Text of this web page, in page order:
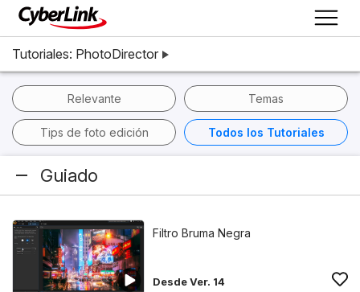
Tutoriales: PhotoDirector
Relevante Temas
Tips de foto edición Todos los Tutoriales
Guiado
Filtro Bruma Negra
Desde Ver. 14